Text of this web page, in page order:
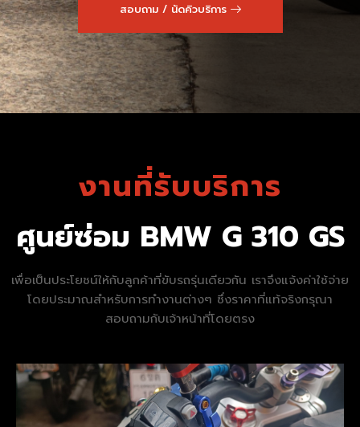
สอบถาม / นัดคิวบริการ
งานที่รับบริการ
ศูนย์ซ่อม BMW G 310 GS
เพื่อเป็นประโยชน์ให้กับลูกค้าที่ขับรถรุ่นเดียวกัน เราจึงแจ้งค่าใช้จ่าย
โดยประมาณสำหรับการทำงานต่างๆ ซึ่งราคาที่แท้จริงกรุณา
สอบถามกับเจ้าหน้าที่โดยตรง